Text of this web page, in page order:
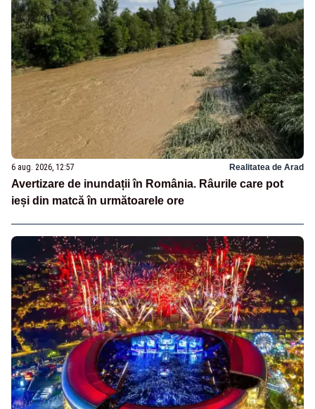
6 aug. 2026, 12:57 Realitatea de Arad
Avertizare de inundații în România. Râurile care pot
ieși din matcă în următoarele ore